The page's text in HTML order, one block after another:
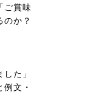
ご賞味
のか？
た」
文・